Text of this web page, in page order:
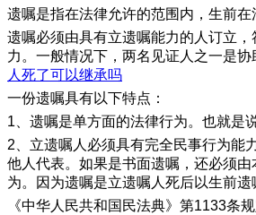
遗嘱是指在法律允许的范围内，生前
遗嘱必须由具有立遗嘱能力的人订立
力。一般情况下，两名见证人之一是
人死了可以继承吗
一份遗嘱具有以下特点：
1、遗嘱是单方面的法律行为。也就是
2、立遗嘱人必须具有完全民事行为能
他人代表。如果是书面遗嘱，还必须
为。因为遗嘱是立遗嘱人死后以生前
《中华人民共和国民法典》第1133条